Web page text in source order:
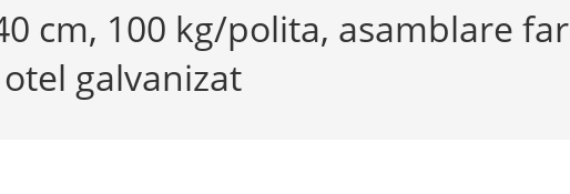
cm, 100 kg/polita, asamblare
galvanizat